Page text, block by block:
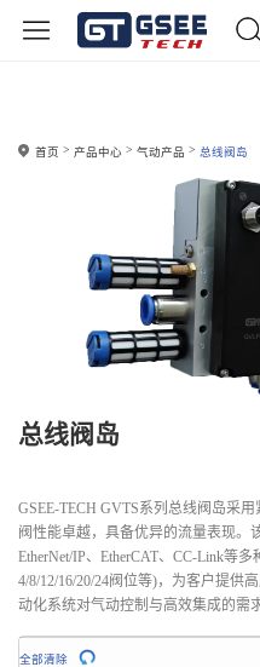
首页 产品中心 气动产品 总线阀岛
总线阀岛
GSEE-TECH GVTS系列总线阀岛采
阀性能卓越，具备优异的流量表现。
EtherNet/IP、EtherCAT、CC-Link等
4/8/12/16/20/24阀位等)，为客户提供
动化系统对气动控制与高效集成的需求
全部清除